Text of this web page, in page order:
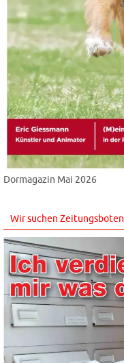
Dormagazin Mai 2026
Wir suchen Zeitungsboten